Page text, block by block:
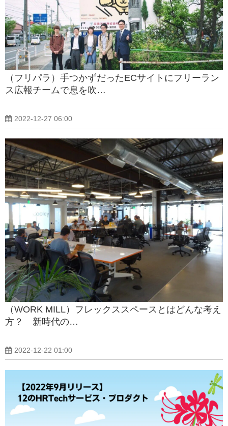
（フリパラ）手つかずだったECサイトにフリーラン
ス広報チームで息を吹…
2022-12-27 06:00
（WORK MILL）フレックススペースとはどんな考え
方？ 新時代の…
2022-12-22 01:00